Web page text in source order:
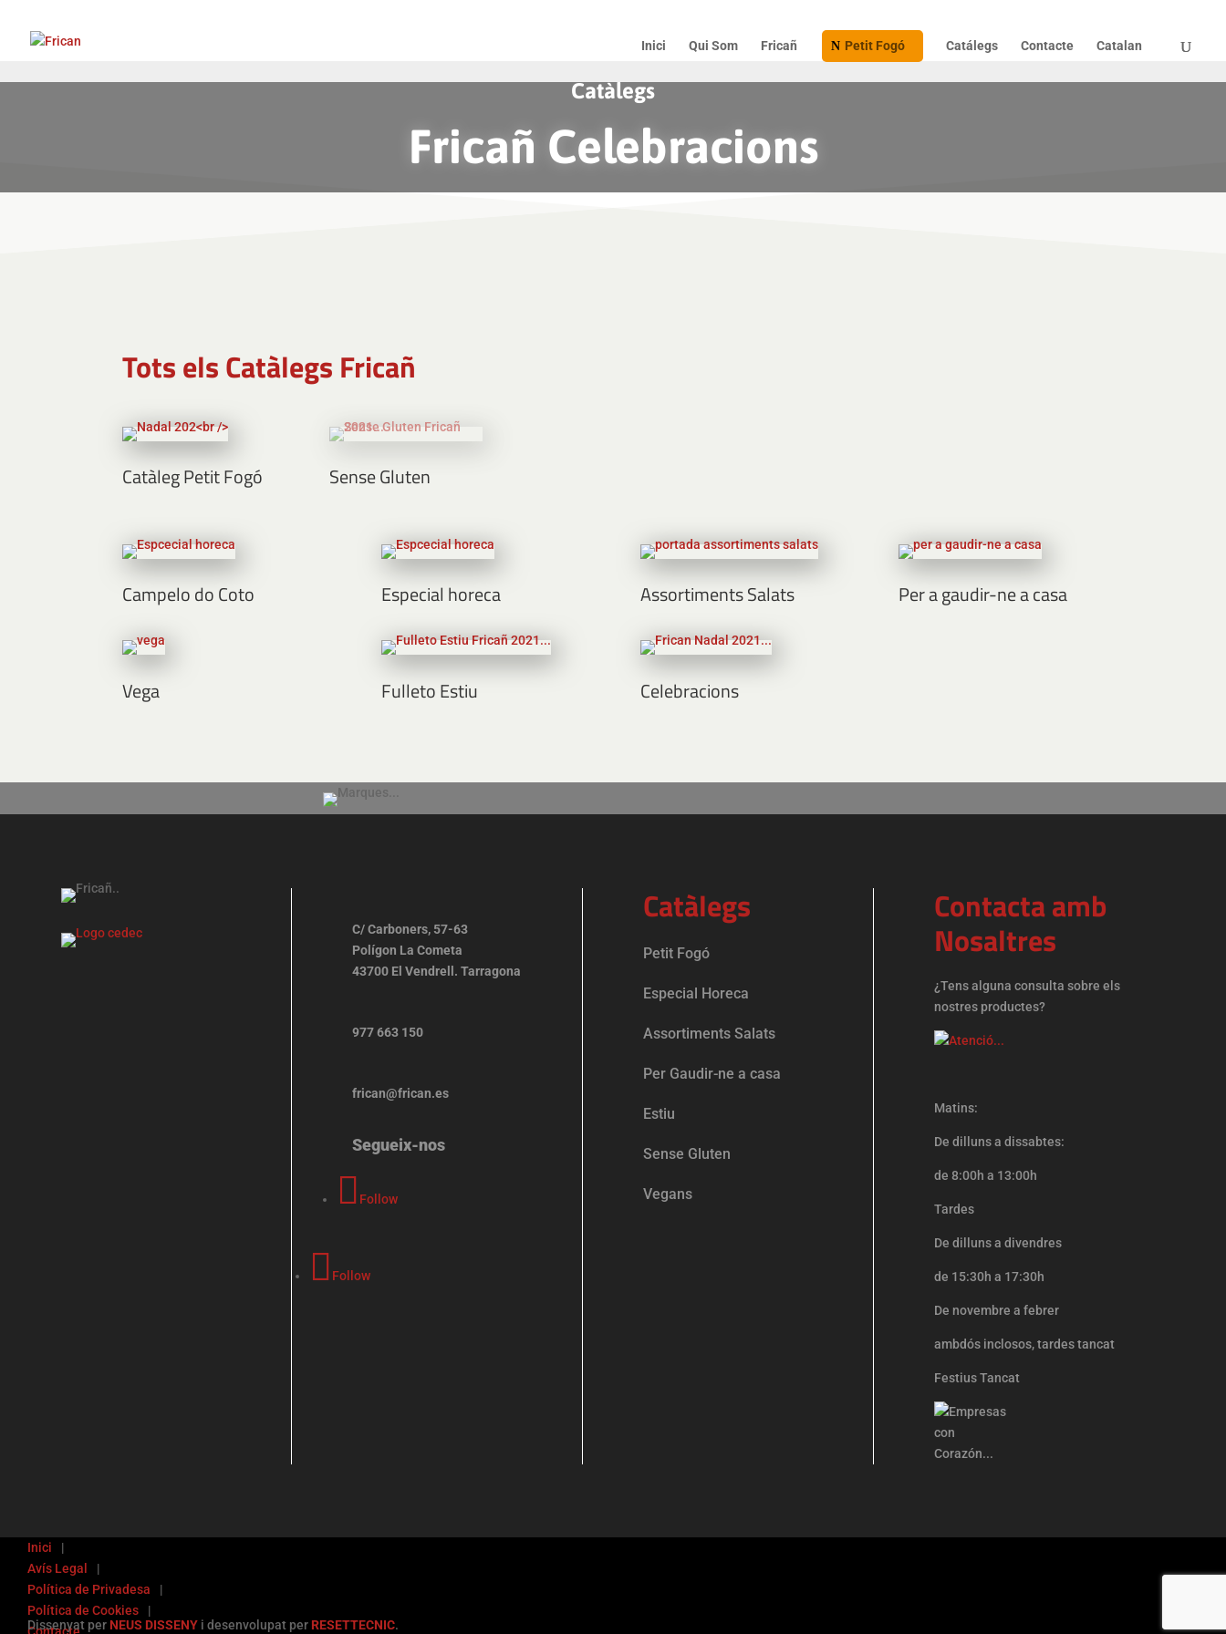
Inici Qui Som Fricañ Petit Fogó Catálegs Contacte Catalan
Catàlegs
Fricañ Celebracions
Tots els Catàlegs Fricañ
Catàleg Petit Fogó Sense Gluten
Campelo do Coto
Vega
Especial horeca
Fulleto Estiu
Assortiments Salats
Celebracions
Per a gaudir-ne a casa
C/ Carboners, 57-63
Polígon La Cometa
43700 El Vendrell. Tarragona
977 663 150
frican@frican.es
Segueix-nos
Follow
Follow
Catàlegs
Petit Fogó
Especial Horeca
Assortiments Salats
Per Gaudir-ne a casa
Estiu
Sense Gluten
Vegans
Contacta amb
Nosaltres
¿Tens alguna consulta sobre els
nostres productes?
Matins:
De dilluns a dissabtes:
de 8:00h a 13:00h
Tardes
De dilluns a divendres
de 15:30h a 17:30h
De novembre a febrer
ambdós inclosos,tardes tancat
Festius Tancat
Inici
Avís Legal
Política de Privadesa
Política de Cookies
Dissenyat per NEUS DISSENY i desenvolupat per RESETTECNIC.